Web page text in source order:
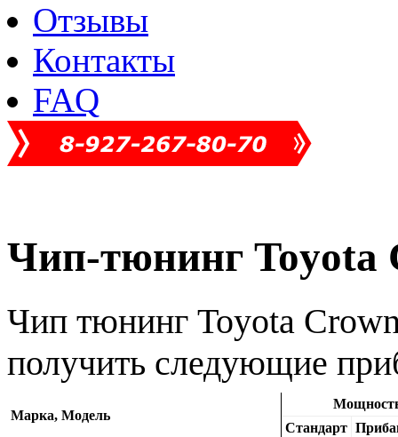
Отзывы
Контакты
FAQ
Чип-тюнинг Toyota
Чип тюнинг Toyota
получить следующие
Марка, Модель
Стандарт